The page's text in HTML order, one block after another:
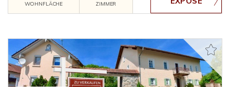
WOHNFLÄCHE
ZIMMER